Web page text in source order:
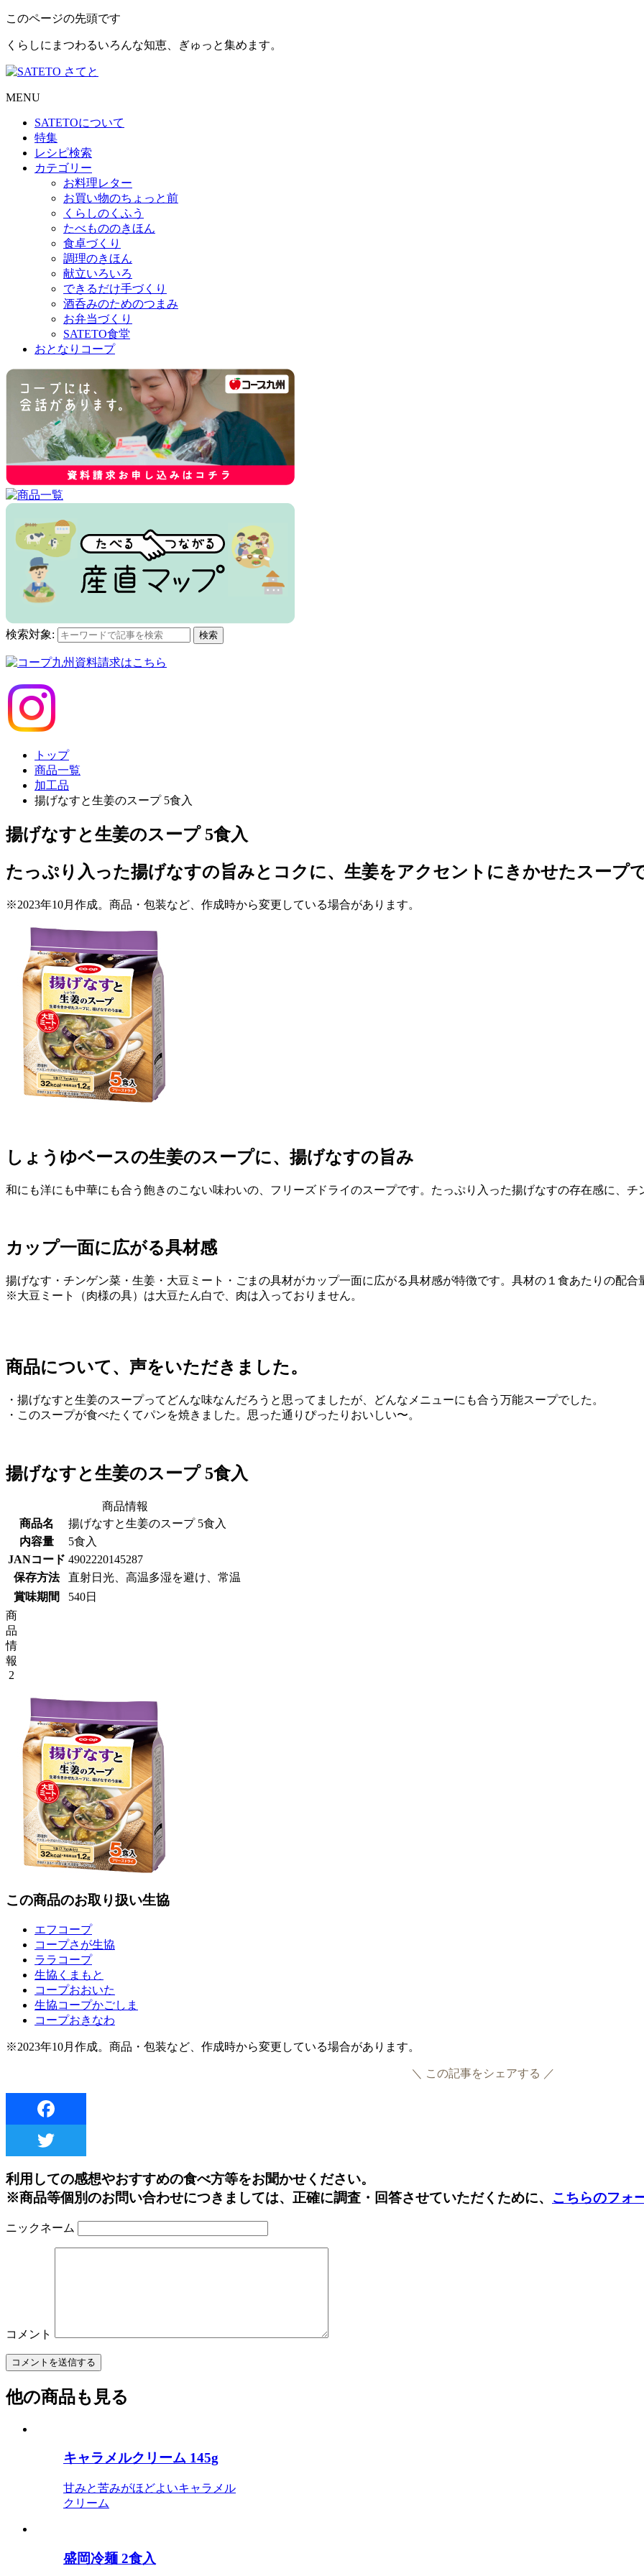
このページの先頭です
くらしにまつわるいろんな知恵、ぎゅっと集めます。
MENU
SATETOについて
特集
レシピ検索
カテゴリー
お料理レター
お買い物のちょっと前
くらしのくふう
たべもののきほん
食卓づくり
調理のきほん
献立いろいろ
できるだけ手づくり
酒呑みのためのつまみ
お弁当づくり
SATETO食堂
おとなりコープ
検索対象: 検索
トップ
商品一覧
加工品
揚げなすと生姜のスープ 5食入
揚げなすと生姜のスープ 5食入
たっぷり入った揚げなすの旨みとコクに、生姜をアクセントにきかせたスープ
※2023年10月作成。商品・包装など、作成時から変更している場合があります。
しょうゆベースの生姜のスープに、揚げなすの旨み
和にも洋にも中華にも合う飽きのこない味わいの、フリーズドライのスープです。たっぷり入った揚げなすの存在感に、
カップ一面に広がる具材感
揚げなす・チンゲン菜・生姜・大豆ミート・ごまの具材がカップ一面に広がる具材感が特徴です。具材の１食あたりの配
※大豆ミート（肉様の具）は大豆たん白で、肉は入っておりません。
商品について、声をいただきました。
・揚げなすと生姜のスープってどんな味なんだろうと思ってましたが、どんなメニューにも合う万能スープでした。
・このスープが食べたくてパンを焼きました。思った通りぴったりおいしい〜。
揚げなすと生姜のスープ 5食入
商品情報
商品名
揚げなすと生姜のスープ 5食入
内容量
5食入
JANコード 4902220145287
保存方法
直射日光、高温多湿を避け、常温
賞味期間
540日
商
品
情
報
2
この商品のお取り扱い生協
エフコープ
コープさが生協
ララコープ
生協くまもと
コープおおいた
生協コープかごしま
コープおきなわ
※2023年10月作成。商品・包装など、作成時から変更している場合があります。
＼ この記事をシェアする ／
利用しての感想やおすすめの食べ方等をお聞かせください。
※商品等個別のお問い合わせにつきましては、正確に調査・回答させていただくために、 こちらのフォ
ニックネーム
コメント
他の商品も見る
キャラメルクリーム 145g
甘みと苦みがほどよいキャラメル
クリーム
盛岡冷麺 2食入